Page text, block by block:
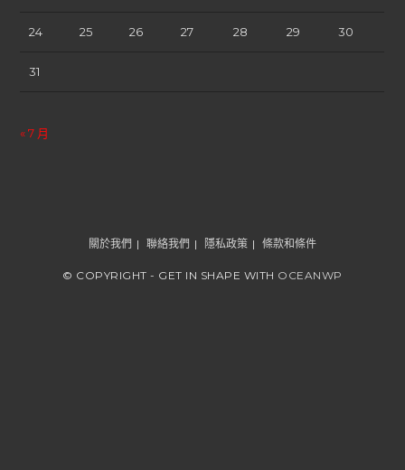
24 25 26 27 28 29 30
31
« 7 月
關於我們 聯絡我們 隱私政策 條款和條件
© COPYRIGHT - GET IN SHAPE WITH OCEANWP